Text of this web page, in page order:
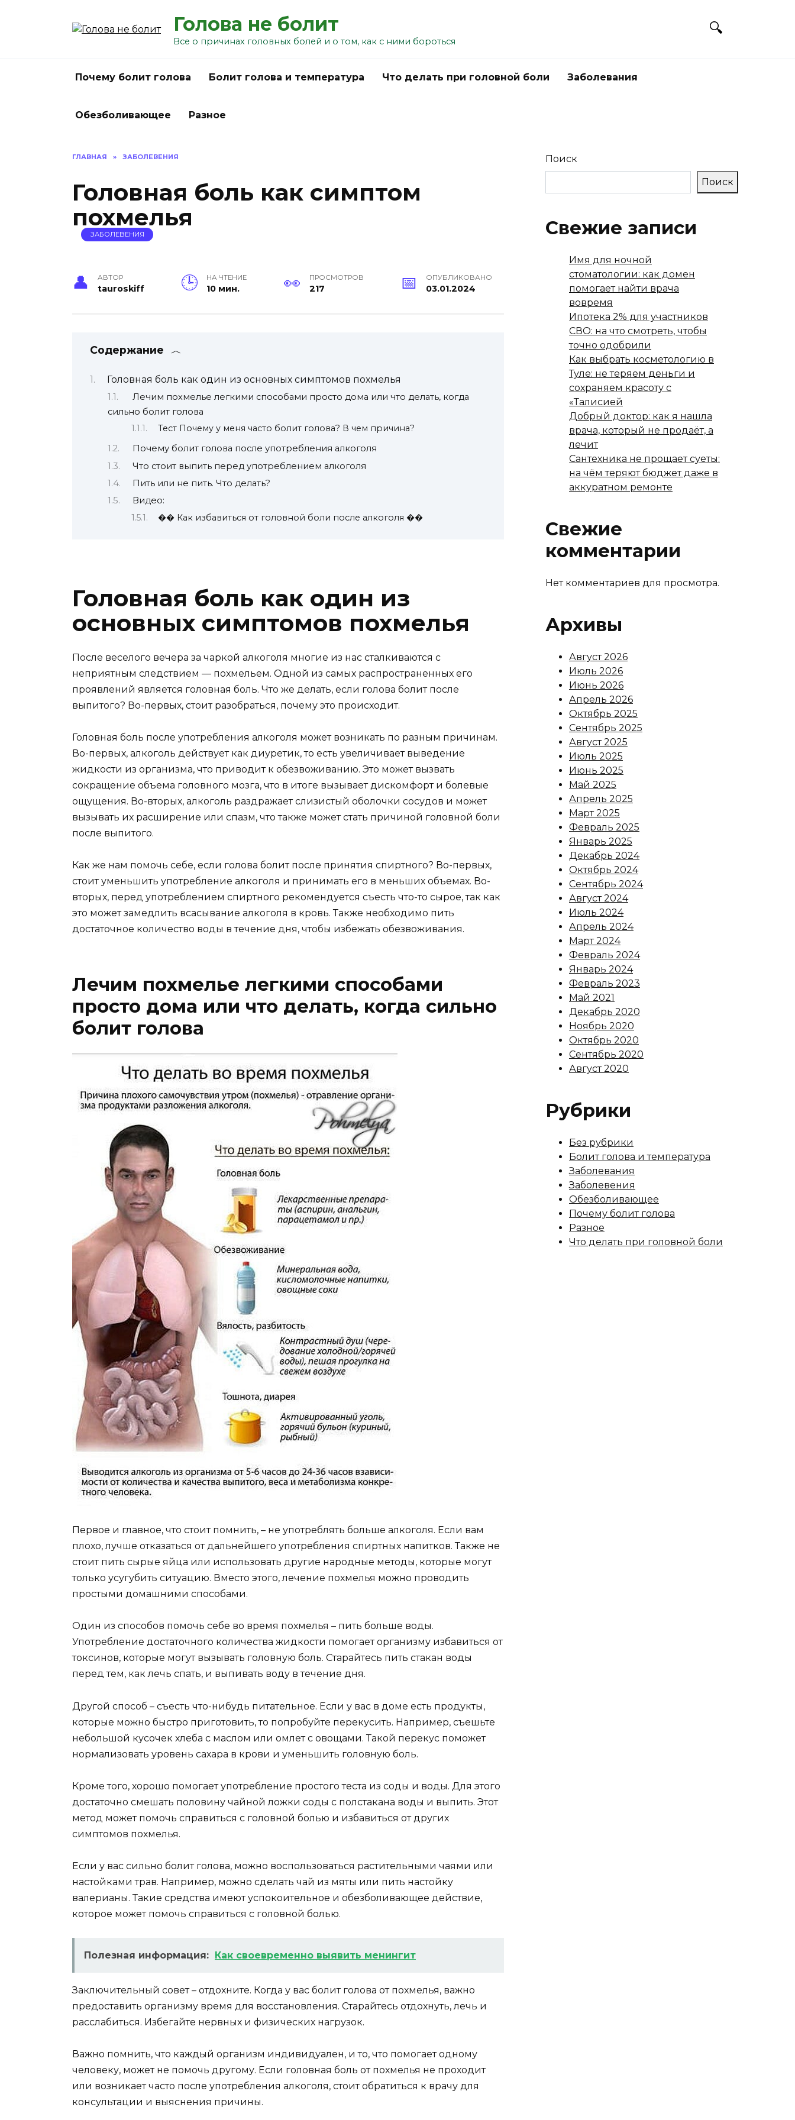
Голова не болит
Все о причинах головных болей и о том, как с ними бороться
Почему болит голова Болит голова и температура Что делать при головной боли Заболевания
Обезболивающее Разное
ГЛАВНАЯ » ЗАБОЛЕВЕНИЯ
Головная боль как симптом
похмелья
ЗАБОЛЕВЕНИЯ
АВТОР
tauroskiff
НА ЧТЕНИЕ
10 мин.
ПРОСМОТРОВ
217
ОПУБЛИКОВАНО
03.01.2024
Содержание
Головная боль как один из основных симптомов похмелья
Лечим похмелье легкими способами просто дома или что делать, когда
сильно болит голова
Тест Почему у меня часто болит голова? В чем причина?
Почему болит голова после употребления алкоголя
Что стоит выпить перед употреблением алкоголя
Пить или не пить. Что делать?
Видео:
�� Как избавиться от головной боли после алкоголя ��
Головная боль как один из
основных симптомов похмелья
После веселого вечера за чаркой алкоголя многие из нас сталкиваются с
неприятным следствием — похмельем. Одной из самых распространенных его
проявлений является головная боль. Что же делать, если голова болит после
выпитого? Во-первых, стоит разобраться, почему это происходит.
Головная боль после употребления алкоголя может возникать по разным причинам.
Во-первых, алкоголь действует как диуретик, то есть увеличивает выведение
жидкости из организма, что приводит к обезвоживанию. Это может вызвать
сокращение объема головного мозга, что в итоге вызывает дискомфорт и болевые
ощущения. Во-вторых, алкоголь раздражает слизистый оболочки сосудов и может
вызывать их расширение или спазм, что также может стать причиной головной боли
после выпитого.
Как же нам помочь себе, если голова болит после принятия спиртного? Во-первых,
стоит уменьшить употребление алкоголя и принимать его в меньших объемах. Во-
вторых, перед употреблением спиртного рекомендуется съесть что-то сырое, так как
это может замедлить всасывание алкоголя в кровь. Также необходимо пить
достаточное количество воды в течение дня, чтобы избежать обезвоживания.
Лечим похмелье легкими способами
просто дома или что делать, когда сильно
болит голова
Первое и главное, что стоит помнить, – не употреблять больше алкоголя. Если вам
плохо, лучше отказаться от дальнейшего употребления спиртных напитков. Также не
стоит пить сырые яйца или использовать другие народные методы, которые могут
только усугубить ситуацию. Вместо этого, лечение похмелья можно проводить
простыми домашними способами.
Один из способов помочь себе во время похмелья – пить больше воды.
Употребление достаточного количества жидкости помогает организму избавиться от
токсинов, которые могут вызывать головную боль. Старайтесь пить стакан воды
перед тем, как лечь спать, и выпивать воду в течение дня.
Другой способ – съесть что-нибудь питательное. Если у вас в доме есть продукты,
которые можно быстро приготовить, то попробуйте перекусить. Например, съешьте
небольшой кусочек хлеба с маслом или омлет с овощами. Такой перекус поможет
нормализовать уровень сахара в крови и уменьшить головную боль.
Кроме того, хорошо помогает употребление простого теста из соды и воды. Для этого
достаточно смешать половину чайной ложки соды с полстакана воды и выпить. Этот
метод может помочь справиться с головной болью и избавиться от других
симптомов похмелья.
Если у вас сильно болит голова, можно воспользоваться растительными чаями или
настойками трав. Например, можно сделать чай из мяты или пить настойку
валерианы. Такие средства имеют успокоительное и обезболивающее действие,
которое может помочь справиться с головной болью.
Полезная информация: Как своевременно выявить менингит
Заключительный совет – отдохните. Когда у вас болит голова от похмелья, важно
предоставить организму время для восстановления. Старайтесь отдохнуть, лечь и
расслабиться. Избегайте нервных и физических нагрузок.
Важно помнить, что каждый организм индивидуален, и то, что помогает одному
человеку, может не помочь другому. Если головная боль от похмелья не проходит
или возникает часто после употребления алкоголя, стоит обратиться к врачу для
консультации и выяснения причины.
Поиск
Поиск
Свежие записи
Имя для ночной
стоматологии: как домен
помогает найти врача
вовремя
Ипотека 2% для участников
СВО: на что смотреть, чтобы
точно одобрили
Как выбрать косметологию в
Туле: не теряем деньги и
сохраняем красоту с
«Талисией
Добрый доктор: как я нашла
врача, который не продаёт, а
лечит
Сантехника не прощает суеты:
на чём теряют бюджет даже в
аккуратном ремонте
Свежие
комментарии
Нет комментариев для просмотра.
Архивы
Август 2026
Июль 2026
Июнь 2026
Апрель 2026
Октябрь 2025
Сентябрь 2025
Август 2025
Июль 2025
Июнь 2025
Май 2025
Апрель 2025
Март 2025
Февраль 2025
Январь 2025
Декабрь 2024
Октябрь 2024
Сентябрь 2024
Август 2024
Июль 2024
Апрель 2024
Март 2024
Февраль 2024
Январь 2024
Февраль 2023
Май 2021
Декабрь 2020
Ноябрь 2020
Октябрь 2020
Сентябрь 2020
Август 2020
Рубрики
Без рубрики
Болит голова и температура
Заболевания
Заболевения
Обезболивающее
Почему болит голова
Разное
Что делать при головной боли